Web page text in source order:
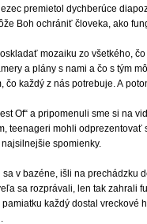
premietol dychberúce
Boh ochrá­niť človeka, ako
mozaiku zo všetkého,
a plány s nami a čo s tým
čo každý z nás potrebuje. A
Of“ a pripomenuli sme si na
teenageri mohli
najsilnejšie spomienky.
v bazéne, išli na prechádzku
sa rozprávali, len tak zahrali
každý dostal vreckové